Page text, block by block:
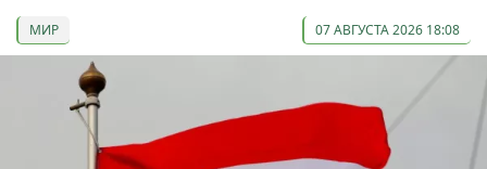
МИР 07 АВГУСТА 2026 18:08